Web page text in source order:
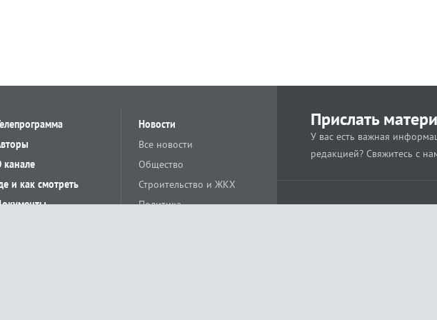
канале
и как смотреть
Новости
Все новости
Общество
Строительство и ЖКХ
Политика
Прислать
У вас есть важная
редакцией? Свяжитесь с